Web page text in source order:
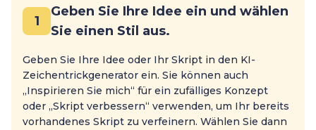
1
Geben Sie Ihre Idee ein und wählen
Sie einen Stil aus.
Geben Sie Ihre Idee oder Ihr Skript in den KI-
Zeichentrickgenerator ein. Sie können auch
„Inspirieren Sie mich“ für ein zufälliges Konzept
oder „Skript verbessern“ verwenden, um Ihr bereits
vorhandenes Skript zu verfeinern. Wählen Sie dann